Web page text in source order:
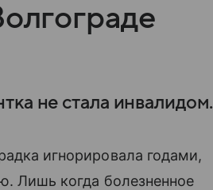
не стала инвалидом.
игнорировала годами,
Лишь когда болезненное